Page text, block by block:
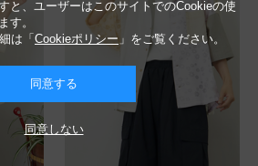
と、ユーザーはこのサイトでのCookieの使
す。
は「 Cookieポリシー 」をご覧ください。
同意する
同意しない